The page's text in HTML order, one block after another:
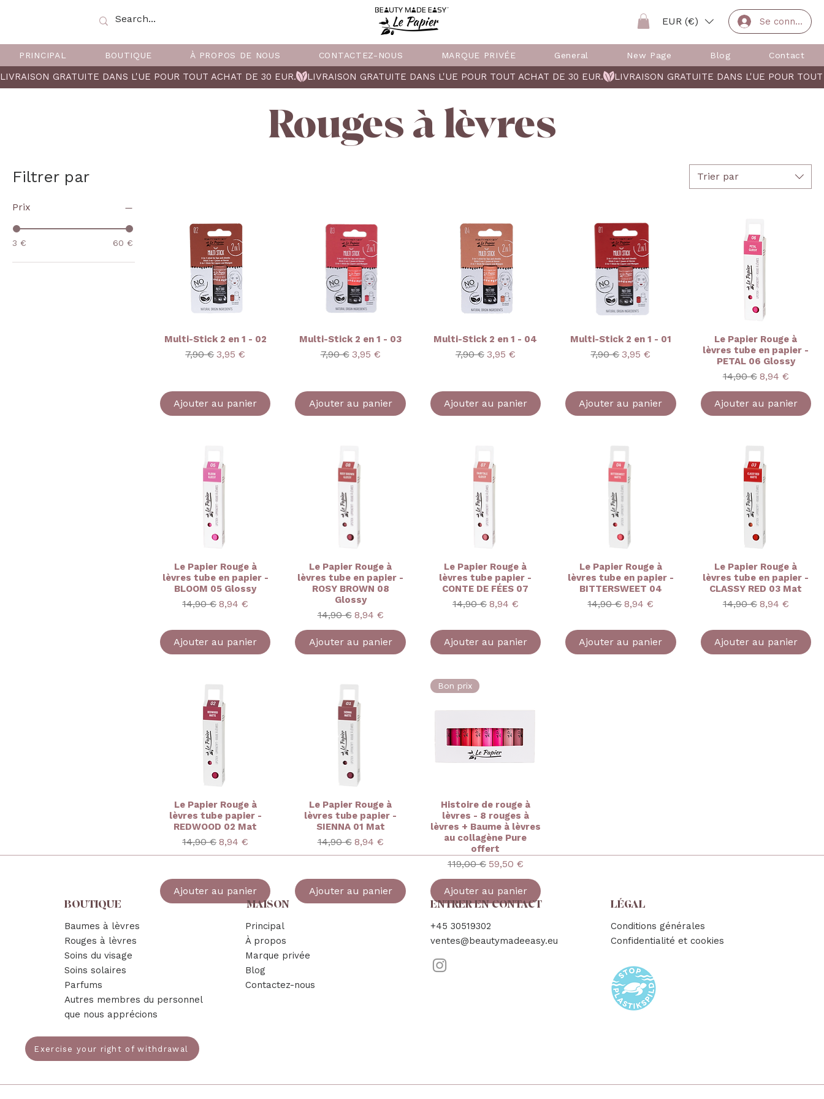
EUR (€) Se connecter
PRINCIPAL BOUTIQUE À PROPOS DE NOUS CONTACTEZ-NOUS MARQUE PRIVÉE General New Page Blog Contact
LIVRAISON GRATUITE DANS L'UE POUR TOUT ACHAT DE 30 EUR.
Rouges à lèvres
Filtrer par
Prix
3 € 60 €
Trier par
Multi-Stick 2 en 1 - 02
Prix original
7,90 € Prix promotionnel
3,95 €
Ajouter au panier
Multi-Stick 2 en 1 - 03
Prix original
7,90 € Prix promotionnel
3,95 €
Ajouter au panier
Multi-Stick 2 en 1 - 04
Prix original
7,90 € Prix promotionnel
3,95 €
Ajouter au panier
Multi-Stick 2 en 1 - 01
Prix original
7,90 €Prix promotionnel
3,95 €
Ajouter au panier
Le Papier Rouge à
lèvres tube en papier -
PETAL 06 Glossy
Prix original
14,90 € Prix
8,94 €
Ajouter au panier
Le Papier Rouge à
lèvres tube en papier -
BLOOM 05 Glossy
Prix original
14,90 € Prix promotionnel
8,94 €
Ajouter au panier
Le Papier Rouge à
lèvres tube en papier -
ROSY BROWN 08
Glossy
Prix original
14,90 € Prix promotionnel
8,94 €
Ajouter au panier
Le Papier Rouge à
lèvres tube papier -
CONTE DE FÉES 07
Prix original
14,90 € Prix promotionnel
8,94 €
Ajouter au panier
Le Papier Rouge à
lèvres tube en papier -
BITTERSWEET 04
Prix original
14,90 €Prix promotionnel
8,94 €
Ajouter au panier
Le Papier Rouge à
lèvres tube en papier -
CLASSY RED 03 Mat
Prix original
14,90 € Prix
8,94 €
Ajouter au panier
Le Papier Rouge à
lèvres tube papier -
REDWOOD 02 Mat
Prix original
14,90 € Prix promotionnel
8,94 €
Ajouter au panier
Le Papier Rouge à
lèvres tube papier -
SIENNA 01 Mat
Prix original
14,90 € Prix promotionnel
8,94 €
Ajouter au panier
Bon prix
Histoire de rouge à
lèvres - 8 rouges à
lèvres + Baume à lèvres
au collagène Pure
offert
Prix original
119,00 € Prix promotionnel
59,50 €
Ajouter au panier
BOUTIQUE
Baumes à lèvres
Rouges à lèvres
Soins du visage
Soins solaires
Parfums
Autres membres du personnel
que nous apprécions
Exercise your right of withdrawal
MAISON
Principal
À propos
Marque privée
Blog
Contactez-nous
ENTRER EN CONTACT
+45 30519302
ventes@beautymadeeasy.eu
LÉGAL
Conditions générales
Confidentialité et cookies